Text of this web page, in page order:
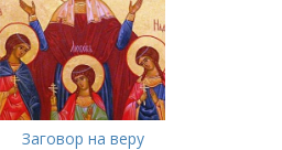
Заговор на веру